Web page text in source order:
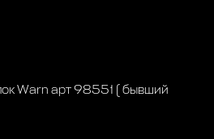
Warn арт 98551 ( бывший